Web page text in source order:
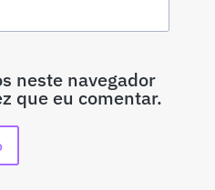
neste navegador
que eu comentar.